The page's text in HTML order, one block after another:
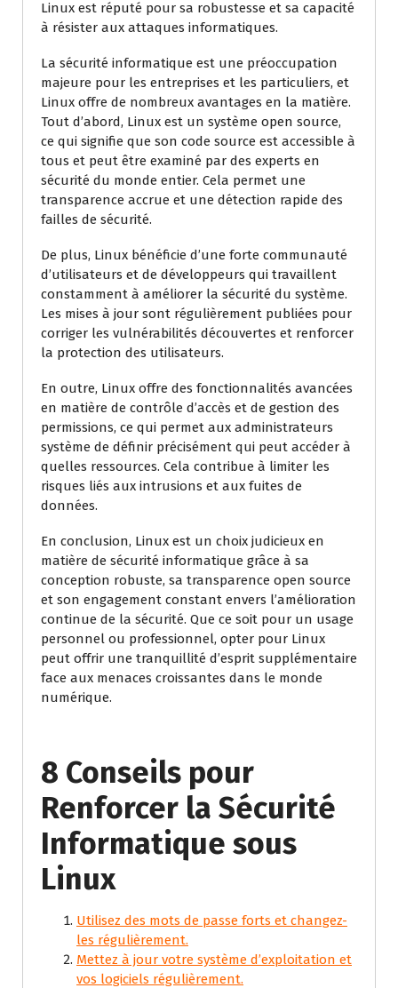
Linux est réputé pour sa robustesse et sa capacité
à résister aux attaques informatiques.
La sécurité informatique est une préoccupation
majeure pour les entreprises et les particuliers, et
Linux offre de nombreux avantages en la matière.
Tout d’abord, Linux est un système open source,
ce qui signifie que son code source est accessible à
tous et peut être examiné par des experts en
sécurité du monde entier. Cela permet une
transparence accrue et une détection rapide des
failles de sécurité.
De plus, Linux bénéficie d’une forte communauté
d’utilisateurs et de développeurs qui travaillent
constamment à améliorer la sécurité du système.
Les mises à jour sont régulièrement publiées pour
corriger les vulnérabilités découvertes et renforcer
la protection des utilisateurs.
En outre, Linux offre des fonctionnalités avancées
en matière de contrôle d’accès et de gestion des
permissions, ce qui permet aux administrateurs
système de définir précisément qui peut accéder à
quelles ressources. Cela contribue à limiter les
risques liés aux intrusions et aux fuites de
données.
En conclusion, Linux est un choix judicieux en
matière de sécurité informatique grâce à sa
conception robuste, sa transparence open source
et son engagement constant envers l’amélioration
continue de la sécurité. Que ce soit pour un usage
personnel ou professionnel, opter pour Linux
peut offrir une tranquillité d’esprit supplémentaire
face aux menaces croissantes dans le monde
numérique.
8 Conseils pour
Renforcer la Sécurité
Informatique sous
Linux
Utilisez des mots de passe forts et changez-
les régulièrement.
Mettez à jour votre système d’exploitation et
vos logiciels régulièrement.